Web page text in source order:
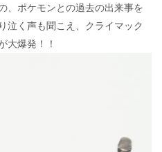
、ポケモンとの過去の出来事を
泣く声も聞こえ、クライマック
大爆発！！